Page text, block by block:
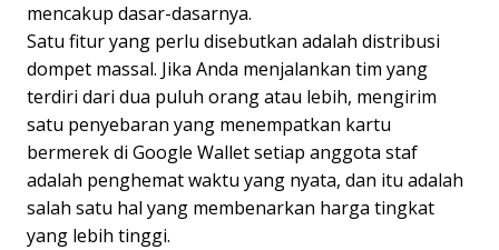
mencakup dasar-dasarnya.
Satu fitur yang perlu disebutkan adalah distribusi
dompet massal. Jika Anda menjalankan tim yang
terdiri dari dua puluh orang atau lebih, mengirim
satu penyebaran yang menempatkan kartu
bermerek di Google Wallet setiap anggota staf
adalah penghemat waktu yang nyata, dan itu adalah
salah satu hal yang membenarkan harga tingkat
yang lebih tinggi.